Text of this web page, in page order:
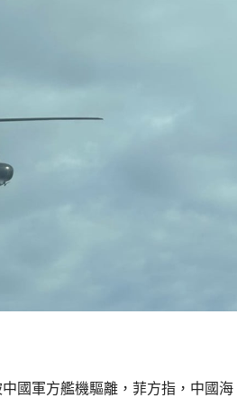
國軍方艦機驅離，菲方指，中國海